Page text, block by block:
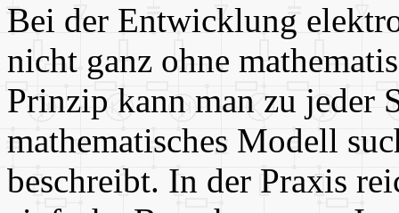
Bei der Entwicklung
nicht ganz ohne
Prinzip kann man zu jeder
mathematisches Modell
beschreibt. In der Praxis